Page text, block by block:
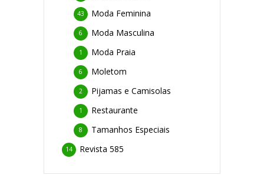
Moda Feminina
43
Moda Masculina
6
Moda Praia
1
Moletom
6
Pijamas e Camisolas
2
Restaurante
1
Tamanhos Especiais
8
Revista 585
14